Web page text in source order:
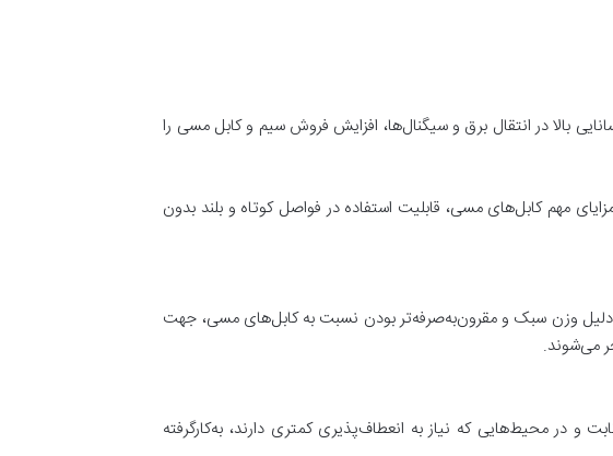
بالا در انتقال برق و سیگنال‌ها، افزایش فروش سیم و کابل مسی را
مهم کابل‌های مسی، قابلیت استفاده در فواصل کوتاه و بلند بدون
وزن سبک و مقرون‌به‌صرفه‌تر بودن نسبت به کابل‌های مسی، جهت
می‌شوند.
محیط‌هایی که نیاز به انعطاف‌پذیری کمتری دارند، به‌کار‌گرفته